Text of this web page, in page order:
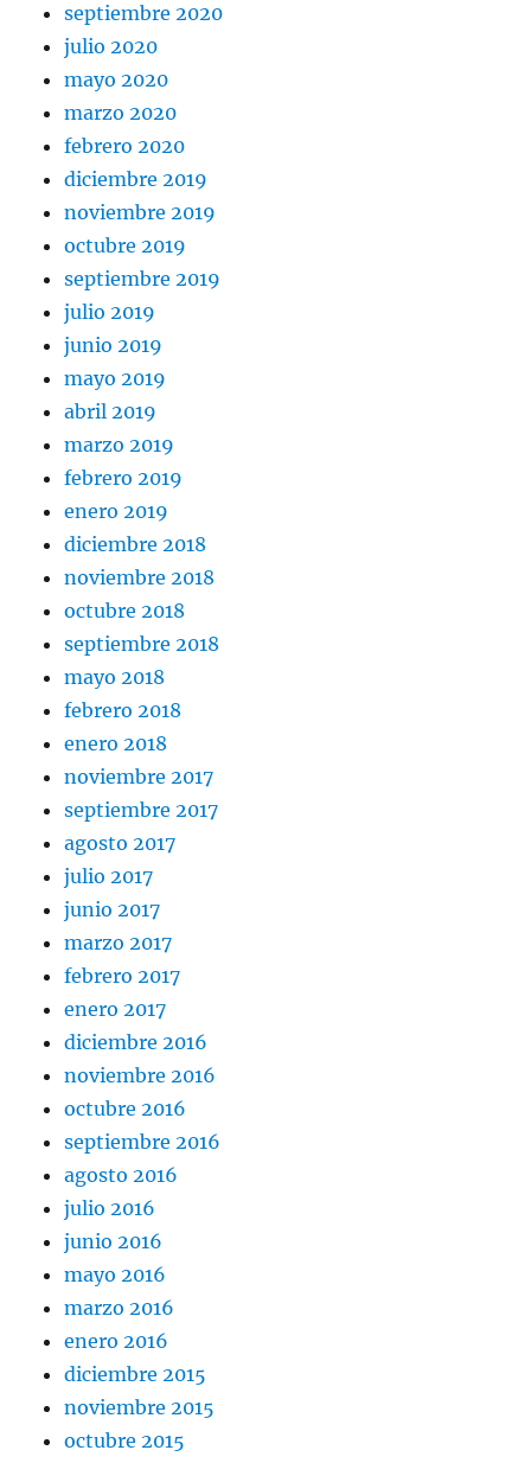
septiembre 2020
julio 2020
mayo 2020
marzo 2020
febrero 2020
diciembre 2019
noviembre 2019
octubre 2019
septiembre 2019
julio 2019
junio 2019
mayo 2019
abril 2019
marzo 2019
febrero 2019
enero 2019
diciembre 2018
noviembre 2018
octubre 2018
septiembre 2018
mayo 2018
febrero 2018
enero 2018
noviembre 2017
septiembre 2017
agosto 2017
julio 2017
junio 2017
marzo 2017
febrero 2017
enero 2017
diciembre 2016
noviembre 2016
octubre 2016
septiembre 2016
agosto 2016
julio 2016
junio 2016
mayo 2016
marzo 2016
enero 2016
diciembre 2015
noviembre 2015
octubre 2015